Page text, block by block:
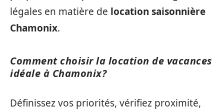
légales en matière de location saisonnière
Chamonix.
Comment choisir la location de vacances
idéale à Chamonix?
Définissez vos priorités, vérifiez proximité,